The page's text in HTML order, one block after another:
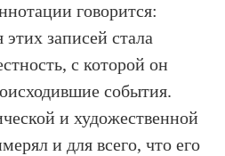
говорится:
записей стала
с которой он
события.
и художественной
и для всего, что его